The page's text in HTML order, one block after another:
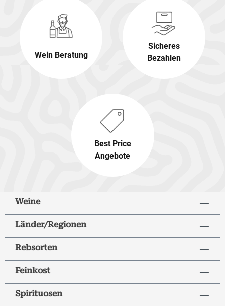
Wein Beratung
Sicheres
Bezahlen
Best Price
Angebote
Weine
Länder/Regionen
Rebsorten
Feinkost
Spirituosen